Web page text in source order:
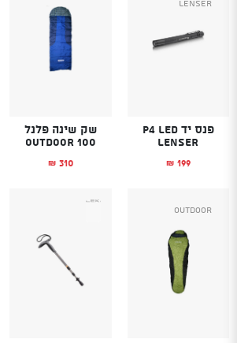
Lenser
פנס יד P4 LED
LENSER
₪ 199
שק שינה פלנל
Outdoor 100
₪ 310
Outdoor